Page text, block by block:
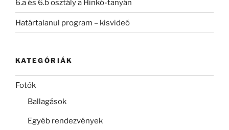
6.a és 6.b osztály a Hinkó-tanyán
Határtalanul program – kisvideó
KATEGÓRIÁK
Fotók
Ballagások
Egyéb rendezvények